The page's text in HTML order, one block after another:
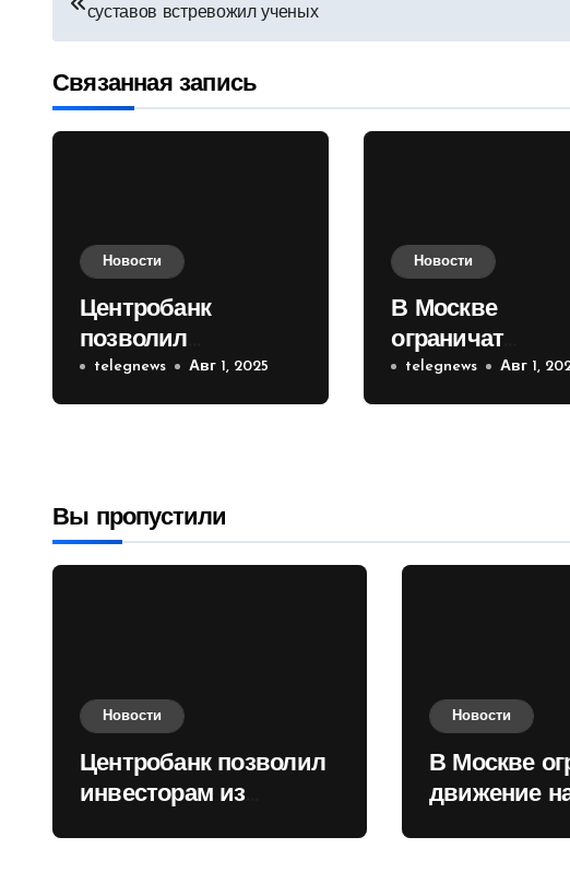
по
записям
суставов встревожил ученых
Связанная запись
Новости
Центробанк
позволил
инвесторам из
враждебных
telegnews Авг 1, 2025
Новости
В Москве
ограничат
движение на
Садовом
telegnews Авг 1,
Вы пропустили
Новости
Центробанк позволил
инвесторам из
Новости
В Москве
движение